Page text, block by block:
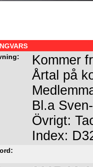
Kommer
Årtal på
Bl.a
Övrigt:
Index: